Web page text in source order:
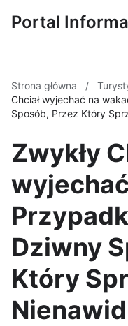
Portal
Strona główna /
Chciał wyjechać na
Sposób, Przez Który
Zwykły
Dziwny
Który